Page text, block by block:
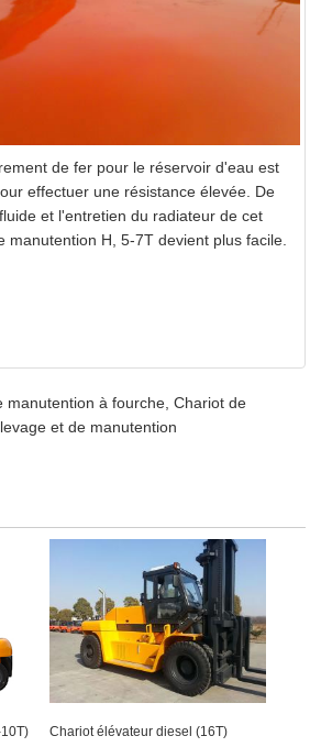
de fer pour le réservoir d'eau est
effectuer une résistance élevée. De
et l'entretien du radiateur de cet
manutention H, 5-7T devient plus facile.
manutention à fourche, Chariot de
et de manutention
Chariot élévateur diesel (16T)